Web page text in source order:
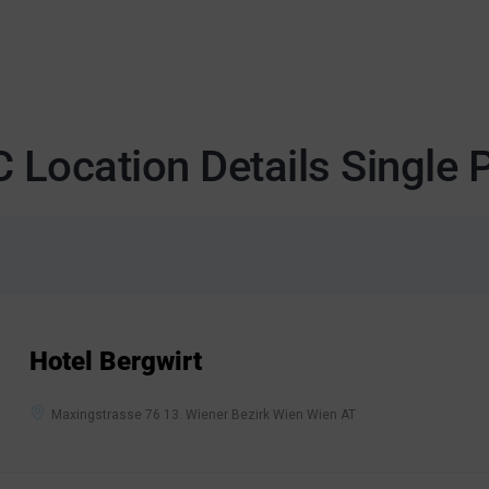
Location Details Single
Hotel Bergwirt
Maxingstrasse 76 13. Wiener Bezirk Wien Wien AT